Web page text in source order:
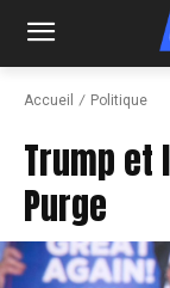
Accueil Politique
Trump et
Purge